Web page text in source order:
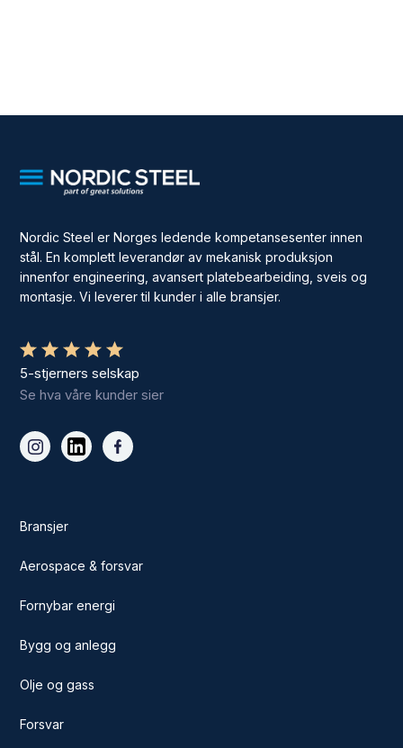
Nordic Steel er Norges ledende kompetansesenter innen
stål. En komplett leverandør av mekanisk produksjon
innenfor engineering, avansert platebearbeiding, sveis og
montasje. Vi leverer til kunder i alle bransjer.
5-stjerners selskap
Se hva våre kunder sier
Bransjer
Aerospace & forsvar
Fornybar energi
Bygg og anlegg
Olje og gass
Forsvar